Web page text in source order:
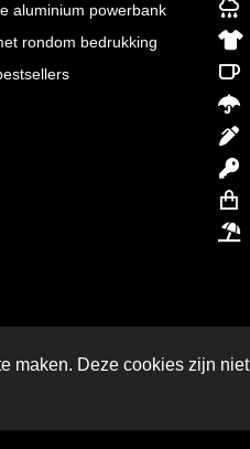
aluminium powerbank
rondom bedrukking
maken. Deze cookies zijn niet